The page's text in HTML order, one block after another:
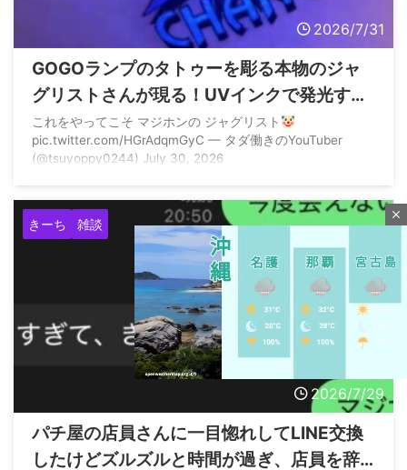
2026/7/31
GOGOランプのタトゥーを彫る本物のジャ
グリストさんが現る！UVインクで発光する
模様
これをやってこそ マジホンの ジャグリスト
pic.twitter.com/HGrAdqmGyC — タダ働きのYouTuber
(@tsuyoppy0244) July 30, 2026
きーち 雑談
2026/7/29
パチ屋の店員さんに一目惚れしてLINE交換
したけどズルズルと時間が過ぎ、店員を辞
close
M
t